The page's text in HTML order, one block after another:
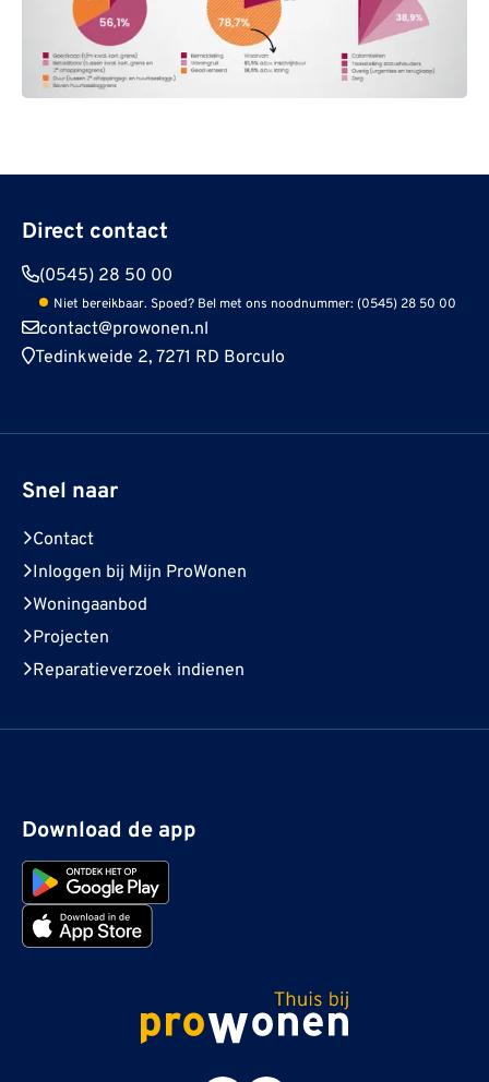
Direct contact
(0545) 28 50 00
Niet bereikbaar. Spoed? Bel met ons noodnummer: (0545) 28 50 00
contact@prowonen.nl
Tedinkweide 2, 7271 RD Borculo
Snel naar
Contact
Inloggen bij Mijn ProWonen
Woningaanbod
Projecten
Reparatieverzoek indienen
Download de app
ProWonen